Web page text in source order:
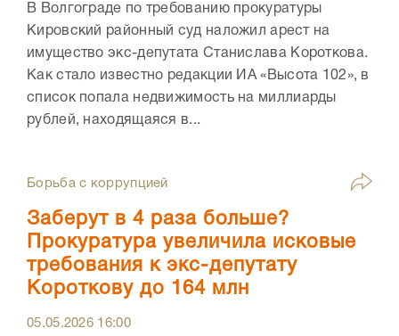
В Волгограде по требованию прокуратуры
Кировский районный суд наложил арест на
имущество экс-депутата Станислава Короткова.
Как стало известно редакции ИА «Высота 102», в
список попала недвижимость на миллиарды
рублей, находящаяся в...
Борьба с коррупцией
Заберут в 4 раза больше?
Прокуратура увеличила исковые
требования к экс-депутату
Короткову до 164 млн
05.05.2026 16:00